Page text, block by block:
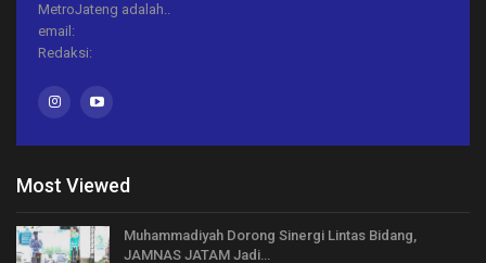
MetroJateng adalah..
email:
Redaksi:
Most Viewed
Muhammadiyah Dorong Sinergi Lintas Bidang,
JAMNAS JATAM Jadi…